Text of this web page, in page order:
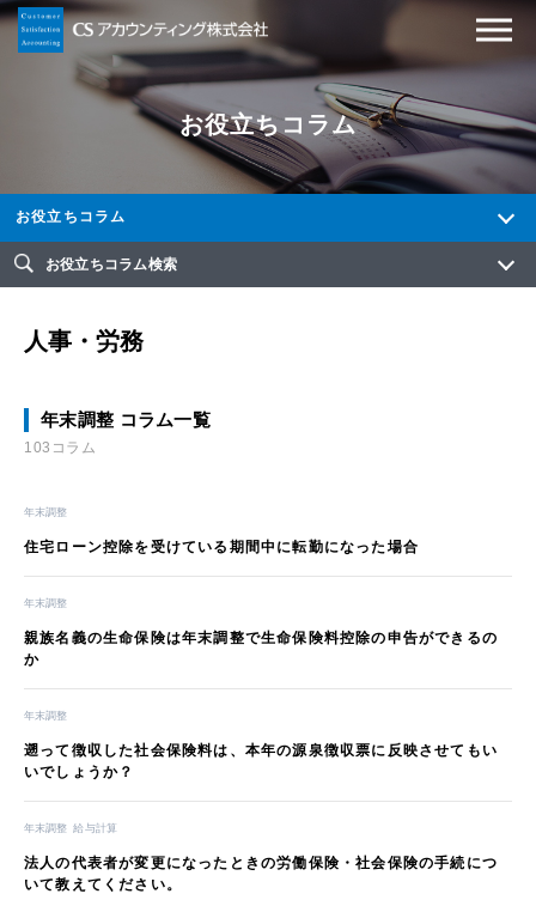
お役立ちコラム
お役立ちコラム
お役立ちコラム検索
人事・労務
年末調整 コラム一覧
103コラム
年末調整
住宅ローン控除を受けている期間中に転勤になった場合
年末調整
親族名義の生命保険は年末調整で生命保険料控除の申告ができるの
か
年末調整
遡って徴収した社会保険料は、本年の源泉徴収票に反映させてもい
いでしょうか？
年末調整 給与計算
法人の代表者が変更になったときの労働保険・社会保険の手続につ
いて教えてください。